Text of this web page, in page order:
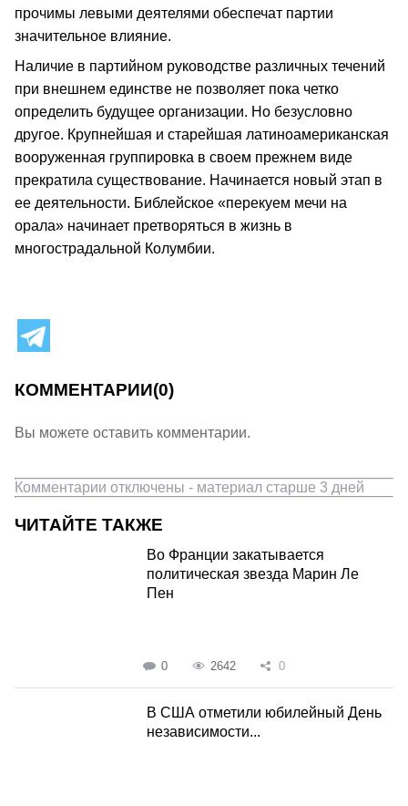
прочимы левыми деятелями обеспечат партии
значительное влияние.
Наличие в партийном руководстве различных течений
при внешнем единстве не позволяет пока четко
определить будущее организации. Но безусловно
другое. Крупнейшая и старейшая латиноамериканская
вооруженная группировка в своем прежнем виде
прекратила существование. Начинается новый этап в
ее деятельности. Библейское «перекуем мечи на
орала» начинает претворяться в жизнь в
многострадальной Колумбии.
КОММЕНТАРИИ(0)
Вы можете оставить комментарии.
Комментарии отключены - материал старше 3 дней
ЧИТАЙТЕ ТАКЖЕ
Во Франции закатывается
политическая звезда Марин Ле
Пен
0 2642 0
В США отметили юбилейный День
независимости...